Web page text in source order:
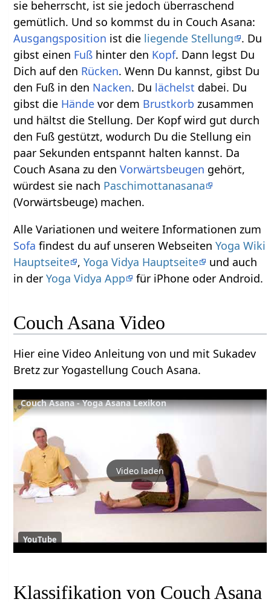
sie beherrscht, ist sie jedoch überraschend
gemütlich. Und so kommst du in Couch Asana:
Ausgangsposition ist die liegende Stellung
. Du
gibst einen Fuß hinter den Kopf. Dann legst Du
Dich auf den Rücken. Wenn Du kannst, gibst Du
den Fuß in den Nacken. Du lächelst dabei. Du
gibst die Hände vor dem Brustkorb zusammen
und hältst die Stellung. Der Kopf wird gut durch
den Fuß gestützt, wodurch Du die Stellung ein
paar Sekunden entspannt halten kannst. Da
Couch Asana zu denVorwärtsbeugen gehört,
würdest sie nach Paschimottanasana
(Vorwärtsbeuge) machen.
Alle Variationen und weitere Informationen zum
Sofa findest du auf unseren WebseitenYoga Wiki
Hauptseite ,Yoga Vidya Hauptseite
und auch
in derYoga Vidya App für iPhone oder Android.
Couch Asana Video
Hier eine Video Anleitung von und mit Sukadev
Bretz zur Yogastellung Couch Asana.
Couch Asana - Yoga Asana Lexikon
Video laden
YouTube
Klassifikation von Couch Asana